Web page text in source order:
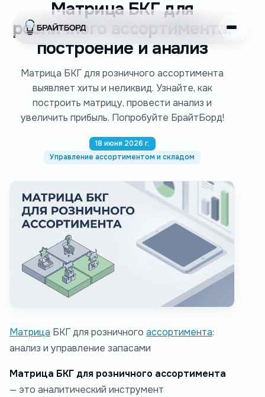
Матрица БКГ для
розничного ассортимента:
построение и анализ
Матрица БКГ для розничного ассортимента
выявляет хиты и неликвид. Узнайте, как
построить матрицу, провести анализ и
увеличить прибыль. Попробуйте БрайтБорд!
18 июня 2026 г.
Управление ассортиментом и складом
Матрица БКГ для розничного ассортимента:
анализ и управление запасами
Матрица БКГ для розничного ассортимента
— это аналитический инструмент